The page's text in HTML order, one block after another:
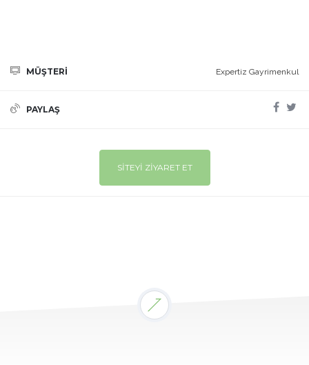
MÜŞTERİ Expertiz Gayrimenkul
PAYLAŞ
SİTEYİ ZİYARET ET